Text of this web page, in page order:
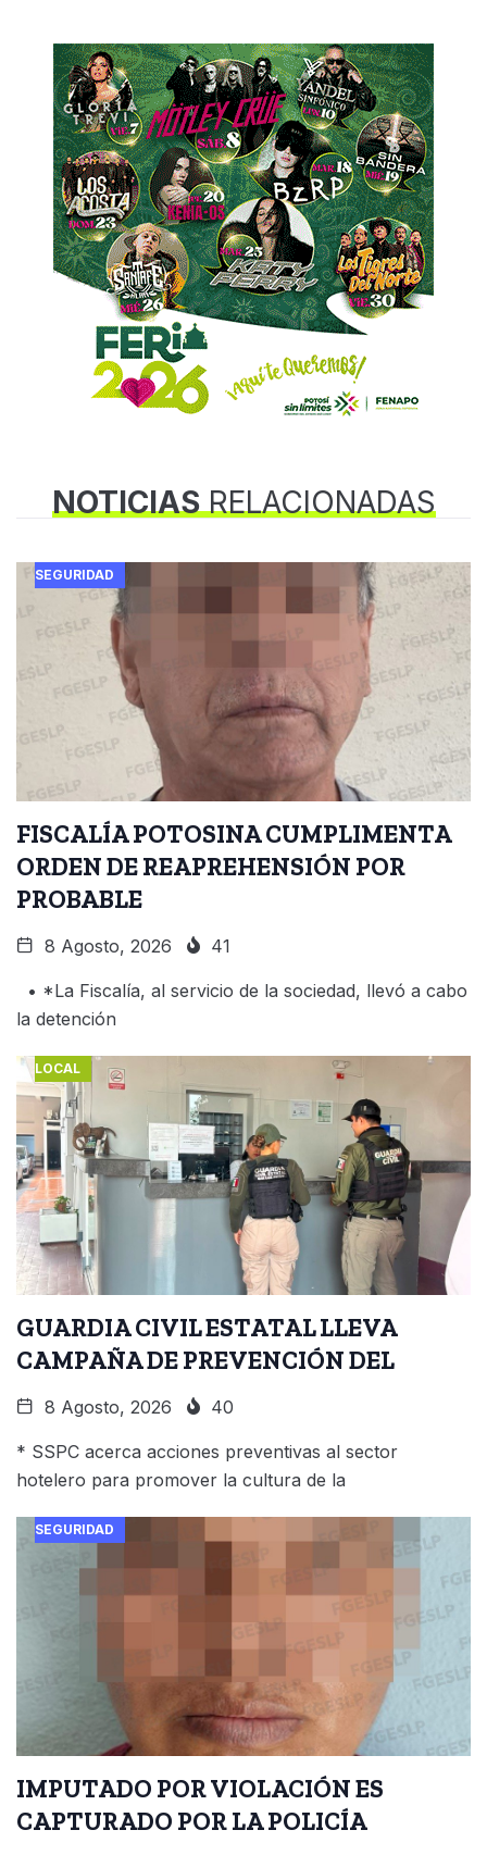
NOTICIASRELACIONADAS
SEGURIDAD
FISCALÍA POTOSINA CUMPLIMENTA
ORDEN DE REAPREHENSIÓN POR
PROBABLE
8 Agosto, 2026 41
• *La Fiscalía, al servicio de la sociedad, llevó a cabo
la detención
LOCAL
GUARDIA CIVIL ESTATAL LLEVA
CAMPAÑA DE PREVENCIÓN DEL
8 Agosto, 2026 40
* SSPC acerca acciones preventivas al sector
hotelero para promover la cultura de la
SEGURIDAD
IMPUTADO POR VIOLACIÓN ES
CAPTURADO POR LA POLICÍA